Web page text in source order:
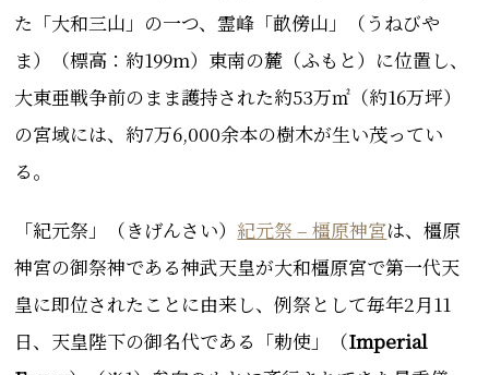
た「大和三山」の一つ、霊峰「畝傍山」（うねびや
ま）（標高：約199m）東南の麓（ふもと）に位置し、
大東亜戦争前のまま護持された約53万㎡（約16万坪）
の宮域には、約7万6,000余本の樹木が生い茂ってい
る。
「紀元祭」（きげんさい） 紀元祭 – 橿原神宮は、橿原
神宮の御祭神である神武天皇が大和橿原宮で第一代天
皇に即位されたことに由来し、例祭として毎年2月11
日、天皇陛下の御名代である「勅使」（Imperial